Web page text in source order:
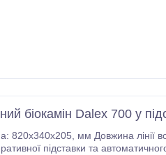
біокамін Dalex 700 у
Оздоблення: фарбування за шкалою RAL Цей виріб складається із
підставки та автоматичного